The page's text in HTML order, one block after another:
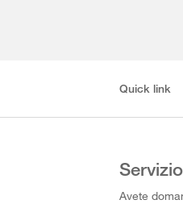
Quick link
Avete